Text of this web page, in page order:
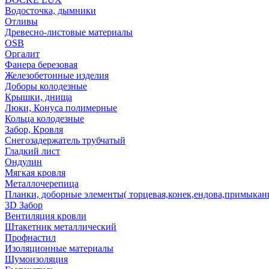
Водосточка, дымники
Отливы
Древесно-листовые материалы
OSB
Оргалит
Фанера березовая
Железобетонные изделия
Доборы колодезные
Крышки, днища
Люки, Конуса полимерные
Кольца колодезные
Забор, Кровля
Снегозадержатель трубчатый
Гладкий лист
Ондулин
Мягкая кровля
Металлочерепица
Планки, доборные элементы(
3D Забор
Вентиляция кровли
Штакетник металлический
Профнастил
Изоляционные материалы
Шумоизоляция